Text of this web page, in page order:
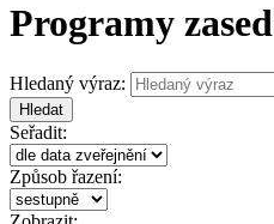
Programy
Hledaný výraz:
Hledat
Seřadit:
Způsob řazení: